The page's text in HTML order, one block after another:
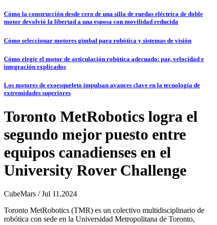
Cómo la construcción desde cero de una silla de ruedas eléctrica de doble
motor devolvió la libertad a una esposa con movilidad reducida
Cómo seleccionar motores gimbal para robótica y sistemas de visión
Cómo elegir el motor de articulación robótica adecuado: par, velocidad e
integración explicados
Los motores de exoesqueleto impulsan avances clave en la tecnología de
extremidades superiores
Toronto MetRobotics logra el
segundo mejor puesto entre
equipos canadienses en el
University Rover Challenge
CubeMars / Jul 11,2024
Toronto MetRobotics (TMR) es un colectivo multidisciplinario de
robótica con sede en la Universidad Metropolitana de Toronto,